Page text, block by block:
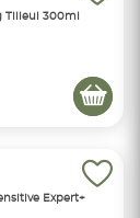
Tilleul 300ml
Expert+